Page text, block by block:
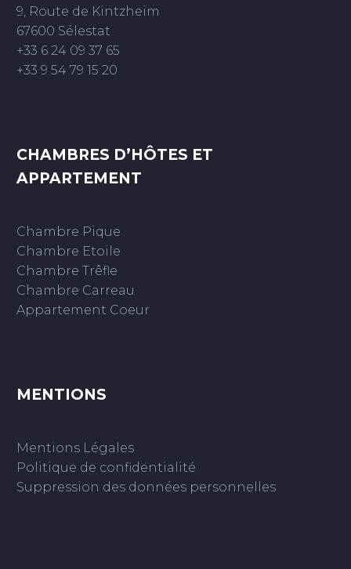
9, Route de Kintzheim
67600 Sélestat
+33 6 24 09 37 65
+33 9 54 79 15 20
CHAMBRES D’HÔTES ET
APPARTEMENT
Chambre Pique
Chambre Etoile
Chambre Trêfle
Chambre Carreau
Appartement Coeur
MENTIONS
Mentions Légales
Politique de confidentialité
Suppression des données personnelles